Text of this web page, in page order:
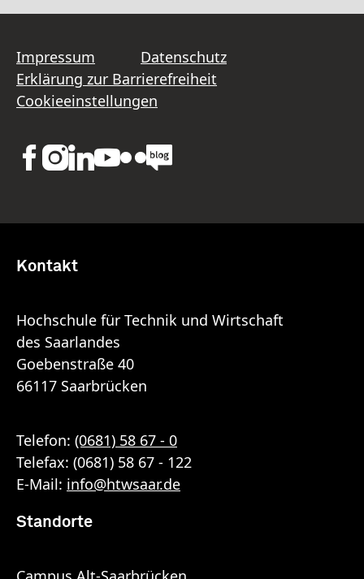
Impressum
Datenschutz
Erklärung zur Barrierefreiheit
Cookieeinstellungen
Kontakt
Hochschule für Technik und Wirtschaft
des Saarlandes
Goebenstraße 40
66117 Saarbrücken
Telefon: (0681) 58 67 - 0
Telefax: (0681) 58 67 - 122
E-Mail: info@htwsaar.de
Standorte